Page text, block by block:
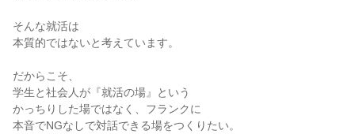
そんな就活は
本質的ではないと考えています。
だからこそ、
学生と社会人が『就活の場』という
かっちりした場ではなく、フランクに
本音でNGなしで対話できる場をつくりたい。